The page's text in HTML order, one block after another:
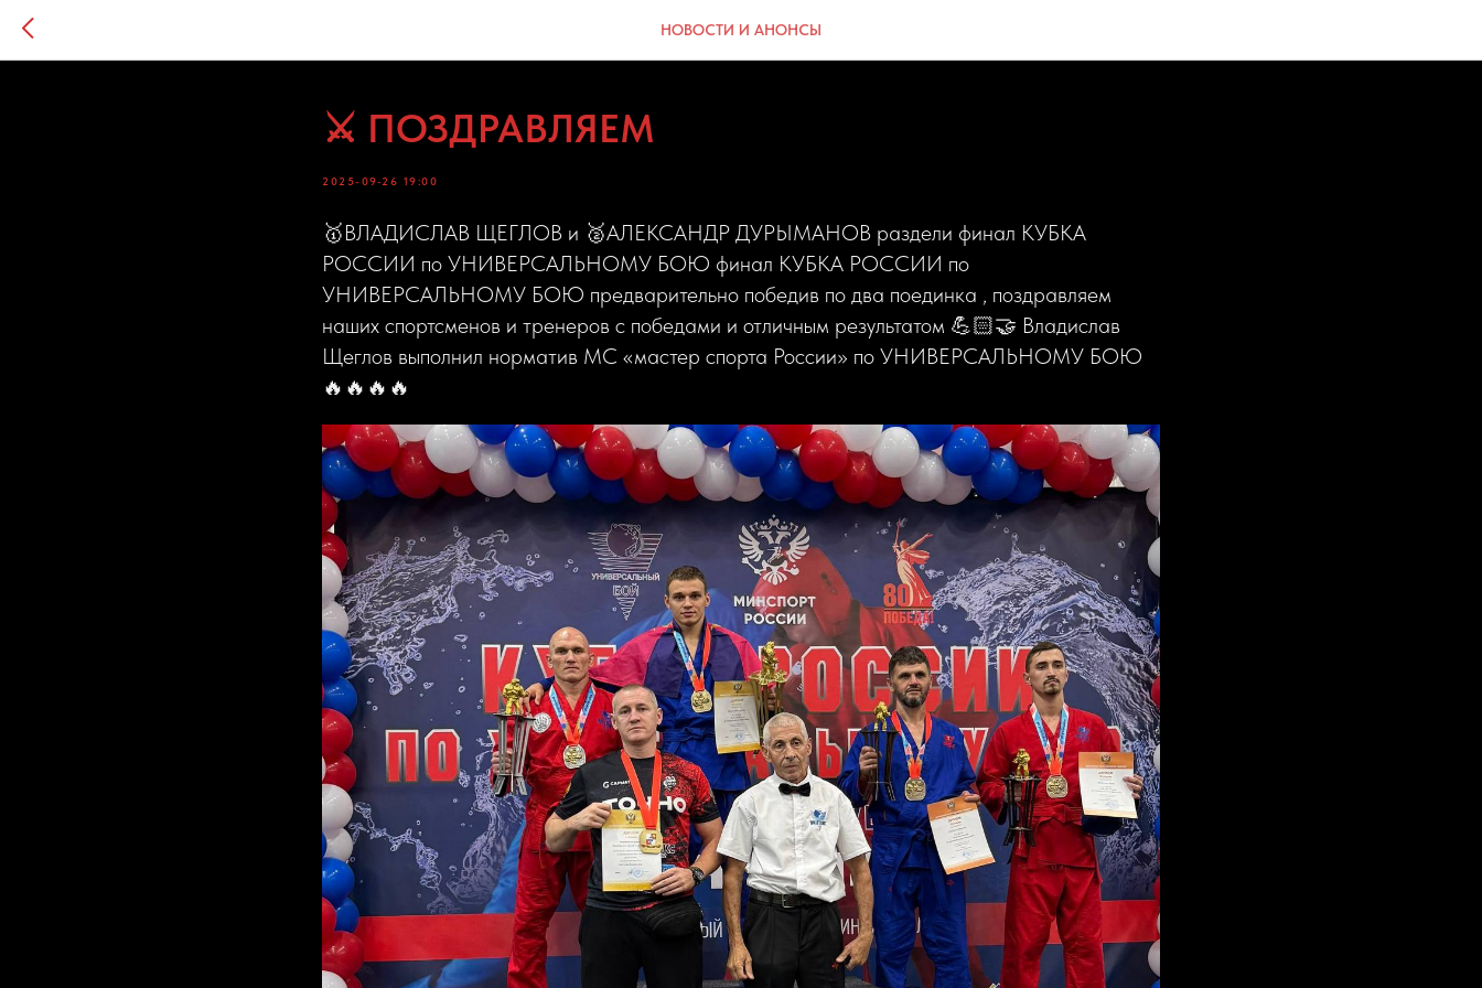
НОВОСТИ И АНОНСЫ
⚔️ ПОЗДРАВЛЯЕМ
2025-09-26 19:00
🥇ВЛАДИСЛАВ ЩЕГЛОВ и 🥈АЛЕКСАНДР ДУРЫМАНОВ раздели финал КУБКА
РОССИИ по УНИВЕРСАЛЬНОМУ БОЮ финал КУБКА РОССИИ по
УНИВЕРСАЛЬНОМУ БОЮ предварительно победив по два поединка , поздравляем
наших спортсменов и тренеров с победами и отличным результатом 💪🏻🤝 Владислав
Щеглов выполнил норматив МС «мастер спорта России» по УНИВЕРСАЛЬНОМУ БОЮ
🔥🔥🔥🔥